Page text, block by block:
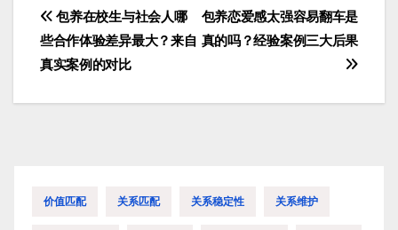
文
章
包养恋爱感太强容易翻车是
真的吗？经验案例三大后果
包养在校生与社会人哪
些合作体验差异最大？来自
真实案例的对比
价值匹配 关系匹配 关系稳定性 关系维护